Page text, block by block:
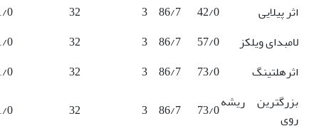
اثر پیلایی
42/0
86/7
3
32
0
لامبدای ویلکز
57/0
86/7
3
32
0
اثرهلتینگ
73/0
86/7
3
32
0
بزرگترین ریشه
روی
73/0
86/7
3
32
0